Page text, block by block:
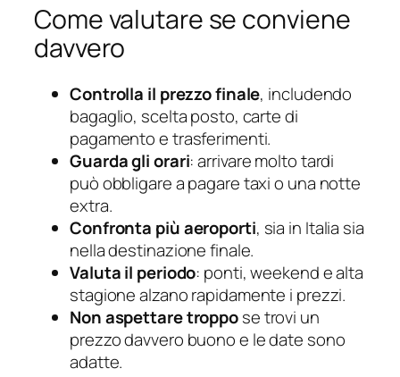
Come valutare se conviene
davvero
Controlla il prezzo finale, includendo
bagaglio, scelta posto, carte di
pagamento e trasferimenti.
Guarda gli orari: arrivare molto tardi
può obbligare a pagare taxi o una notte
extra.
Confronta più aeroporti, sia in Italia sia
nella destinazione finale.
Valuta il periodo: ponti, weekend e alta
stagione alzano rapidamente i prezzi.
Non aspettare troppose trovi un
prezzo davvero buono e le date sono
adatte.